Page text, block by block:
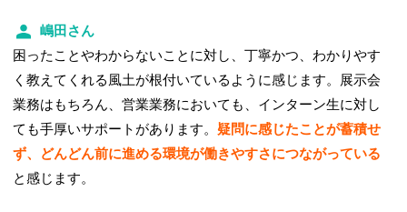
嶋田さん
困ったことやわからないことに対し、丁寧かつ、わかりやす
く教えてくれる風土が根付いているように感じます。展示会
業務はもちろん、営業業務においても、インターン生に対し
ても手厚いサポートがあります。疑問に感じたことが蓄積せ
ず、どんどん前に進める環境が働きやすさにつながっている
と感じます。